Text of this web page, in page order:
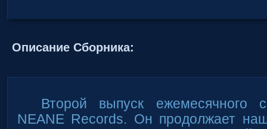
Описание Сборника:
Второй выпуск ежемесячного
NEANE Records. Он продолжает